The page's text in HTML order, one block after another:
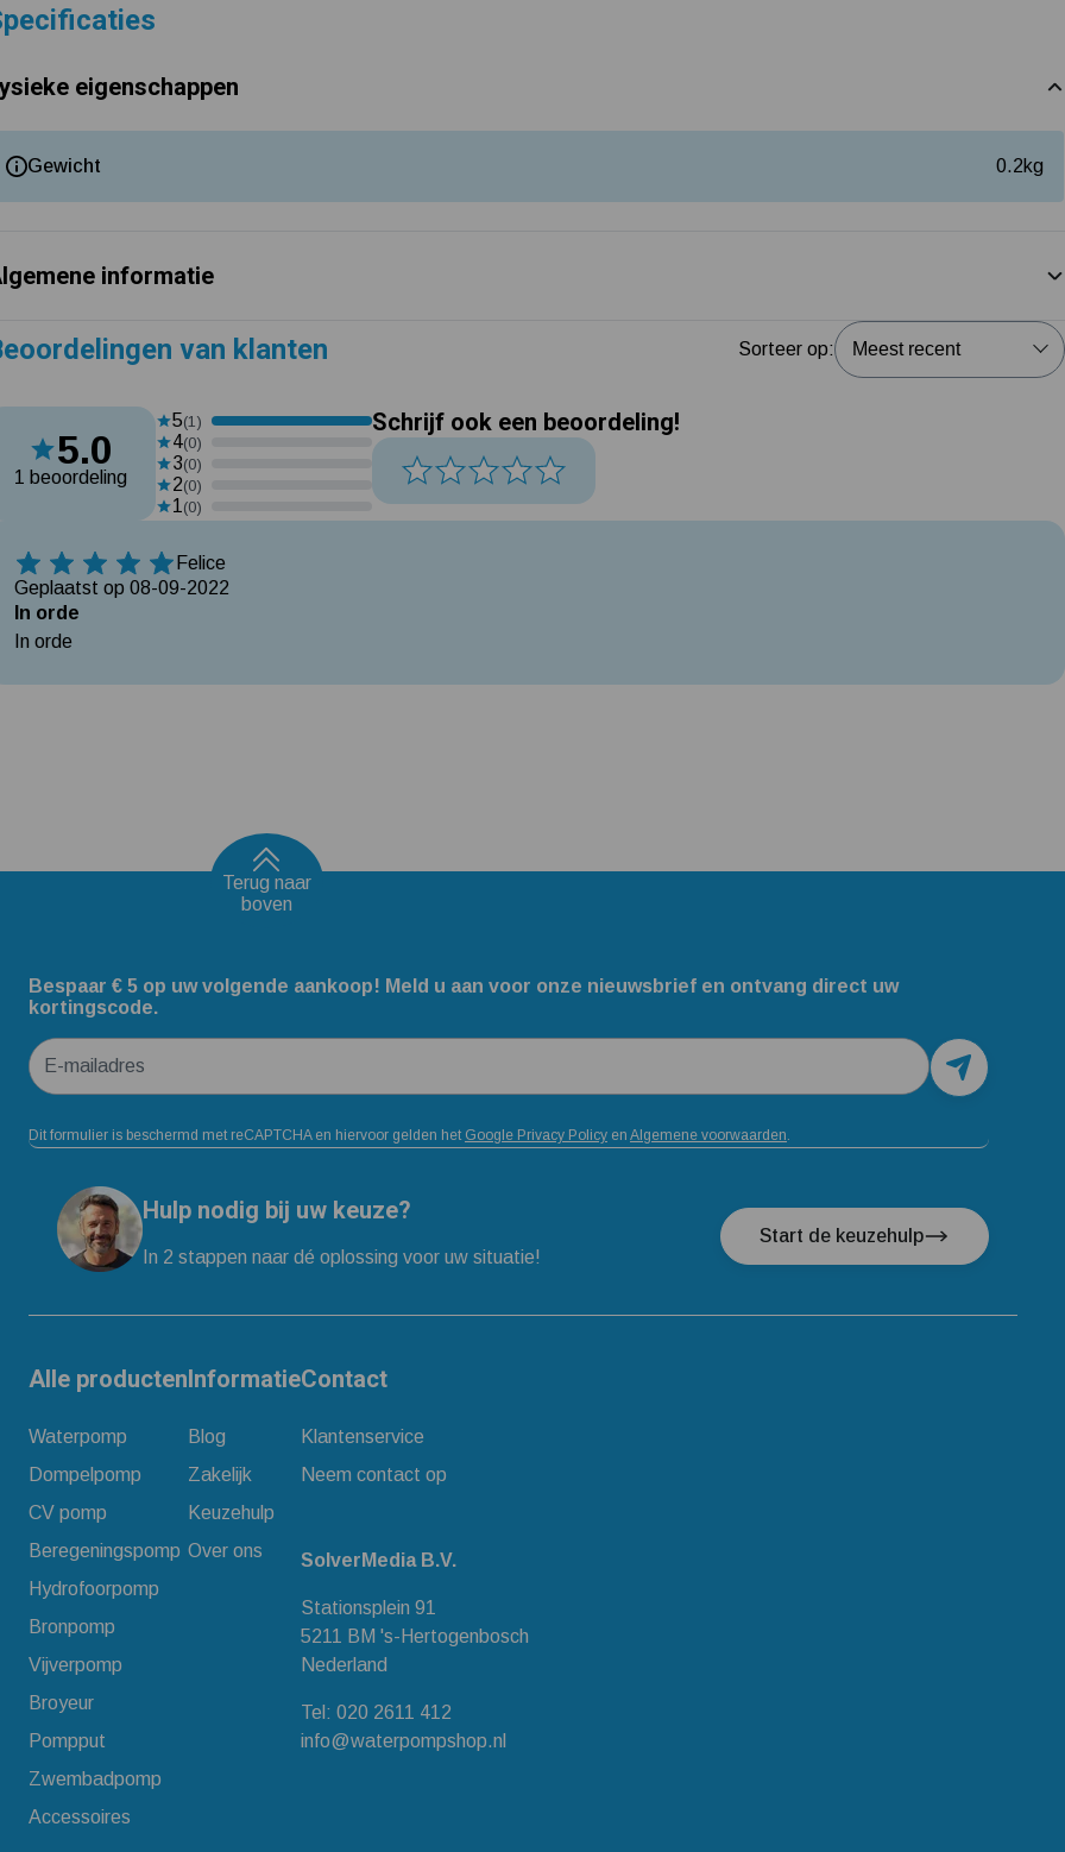
eigenschappen
Gewicht 0.2kg
informatie
van klanten Sorteer op:
5.0
1 beoordeling
5(1)
4(0)
3(0)
2(0)
1(0)
Schrijf ook een beoordeling!
5 Sterren
Felice
Geplaatst op 08-09-2022
In orde
In orde
Terug naar
boven
Bespaar € 5 op uw volgende aankoop! Meld u aan voor onze nieuwsbrief en ontvang direct uw
kortingscode.
E-mailadres
Dit formulier is beschermd met reCAPTCHA en hiervoor gelden het Google Privacy Policy en Algemene voorwaarden.
Hulp nodig bij uw keuze?
In 2 stappen naar dé oplossing voor uw situatie!
Start de keuzehulp
Alle producten
Waterpomp
Dompelpomp
CV pomp
Beregeningspomp
Hydrofoorpomp
Bronpomp
Vijverpomp
Broyeur
Pompput
Zwembadpomp
Accessoires
Informatie
Blog
Zakelijk
Keuzehulp
Over ons
Contact
Klantenservice
Neem contact op
SolverMedia B.V.
Stationsplein 91
5211 BM 's-Hertogenbosch
Nederland
Tel: 020 2611 412
info@waterpompshop.nl